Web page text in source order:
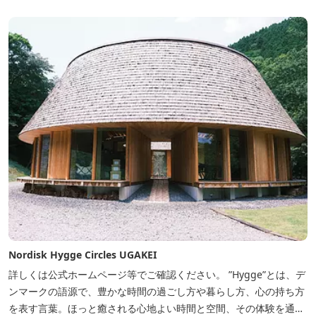
Nordisk Hygge Circles UGAKEI
詳しくは公式ホームページ等でご確認ください。 ”Hygge”とは、デ
ンマークの語源で、豊かな時間の過ごし方や暮らし方、心の持ち方
を表す言葉。ほっと癒される心地よい時間と空間、その体験を通し